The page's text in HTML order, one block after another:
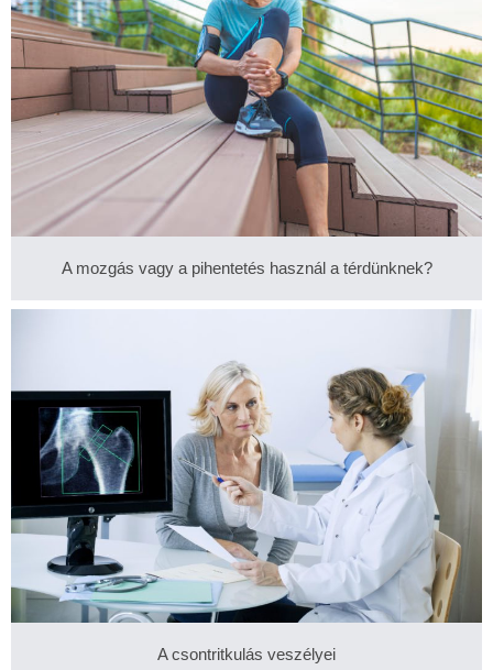
A mozgás vagy a pihentetés használ a térdünknek?
A csontritkulás veszélyei